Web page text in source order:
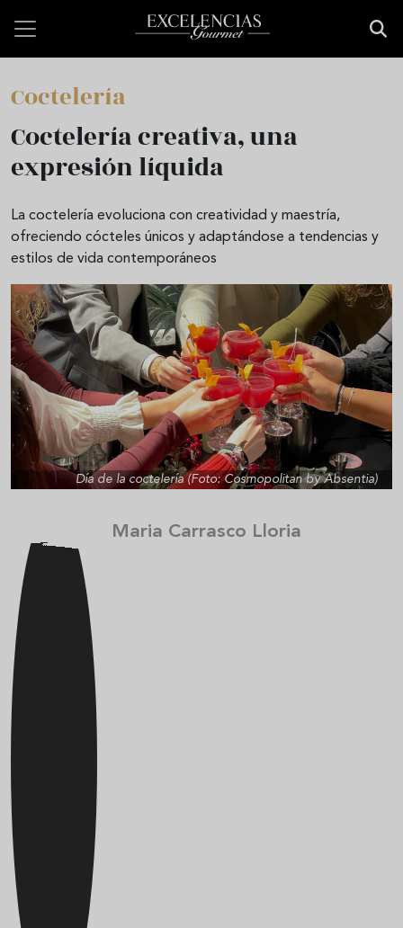
Coctelería
Coctelería creativa, una
expresión líquida
La coctelería evoluciona con creatividad y maestría,
ofreciendo cócteles únicos y adaptándose a tendencias y
estilos de vida contemporáneos
Día de la coctelería (Foto: Cosmopolitan by Absentia)
Maria Carrasco Lloria